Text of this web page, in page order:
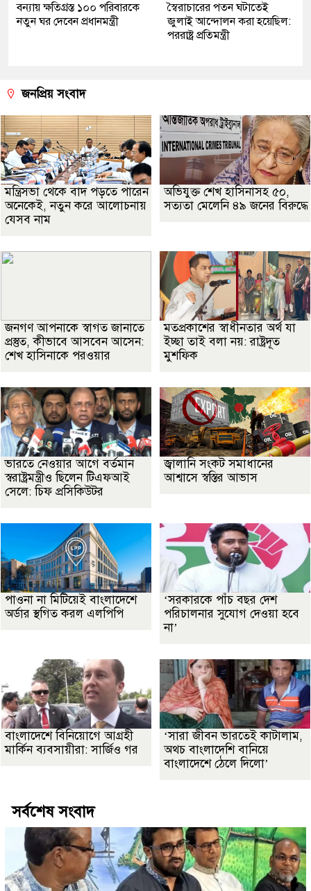
বন্যায় ক্ষতিগ্রস্ত ১০০ পরিবারকে
নতুন ঘর দেবেন প্রধানমন্ত্রী
স্বৈরাচারের পতন ঘটাতেই
জুলাই আন্দোলন করা হয়েছিল:
পররাষ্ট্র প্রতিমন্ত্রী
জনপ্রিয় সংবাদ
মন্ত্রিসভা থেকে বাদ পড়তে পারেন
অনেকেই, নতুন করে আলোচনায়
যেসব নাম
অভিযুক্ত শেখ হাসিনাসহ ৫০,
সত্যতা মেলেনি ৪৯ জনের বিরুদ্ধে
জনগণ আপনাকে স্বাগত জানাতে
প্রস্তুত, কীভাবে আসবেন আসেন:
শেখ হাসিনাকে পরওয়ার
মতপ্রকাশের স্বাধীনতার অর্থ যা
ইচ্ছা তাই বলা নয়: রাষ্ট্রদূত
মুশফিক
ভারতে নেওয়ার আগে বর্তমান
স্বরাষ্ট্রমন্ত্রীও ছিলেন টিএফআই
সেলে: চিফ প্রসিকিউটর
জ্বালানি সংকট সমাধানের
আশ্বাসে স্বস্তির আভাস
পাওনা না মিটিয়েই বাংলাদেশে
অর্ডার স্থগিত করল এলপিপি
‘সরকারকে পাঁচ বছর দেশ
পরিচালনার সুযোগ দেওয়া হবে
না’
বাংলাদেশে বিনিয়োগে আগ্রহী
মার্কিন ব্যবসায়ীরা: সার্জিও গর
‘সারা জীবন ভারতেই কাটালাম,
অথচ বাংলাদেশি বানিয়ে
বাংলাদেশে ঠেলে দিলো’
সর্বশেষ সংবাদ